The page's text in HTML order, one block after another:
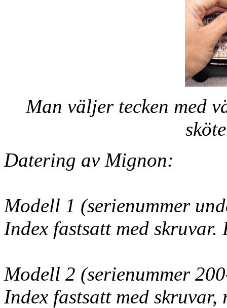
Man väljer tecken med
Datering av Mignon:
Modell 1 (serienummer
Index fastsatt med skruvar.
Modell 2 (serienummer
Index fastsatt med